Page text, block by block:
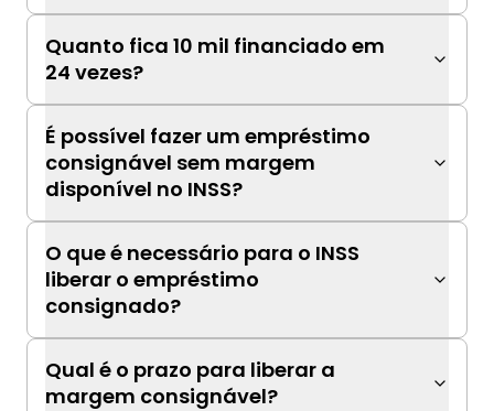
Quanto fica 10 mil financiado em
24 vezes?
É possível fazer um empréstimo
consignável sem margem
disponível no INSS?
O que é necessário para o INSS
liberar o empréstimo
consignado?
Qual é o prazo para liberar a
margem consignável?